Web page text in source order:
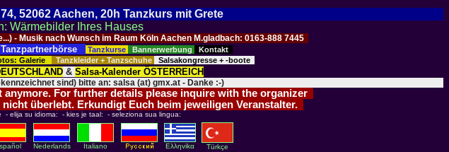
52062 Aachen, 20h Tanzkurs mit Grete
Wärmebilder Ihres Hauses
- Musik nach Wunsch im Raum Köln Aachen M.gladbach: 0163-888 7445
Tanzpartnerbörse Tanzkurse Bannerwerbung Kontakt
Galerie Tanzkleider + Tanzschuhe Salsakongresse + -boote
& Salsa-Kalender ÖSTERREICH
sind) bitte an: salsa (at) gmx.at - Danke :-)
For further details please inquire with the organizer
überlebt. Erkundigt Euch beim jeweiligen Veranstalter.
elija su idioma: - kies je taal: - seleziona sua lingua:
Nederlands Italiano Eλληvikα Türkçe